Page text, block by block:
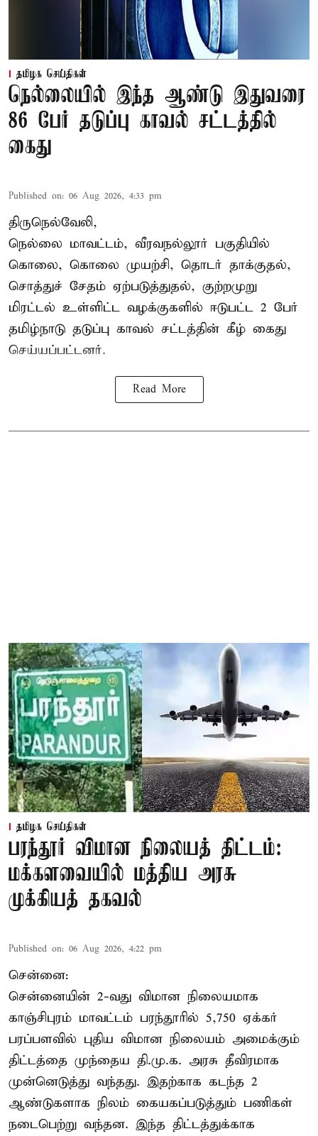
தமிழக செய்திகள்
நெல்லையில் இந்த ஆண்டு இதுவரை
86 பேர் தடுப்பு காவல் சட்டத்தில்
கைது
Published on: 06 Aug 2026, 4:33 pm
திருநெல்வேலி,
நெல்லை மாவட்டம், வீரவநல்லூர் பகுதியில்
கொலை, கொலை முயற்சி, தொடர் தாக்குதல்,
சொத்துச் சேதம் ஏற்படுத்துதல், குற்றமுறு
மிரட்டல் உள்ளிட்ட வழக்குகளில் ஈடுபட்ட 2 பேர்
தமிழ்நாடு தடுப்பு காவல் சட்டத்தின் கீழ் கைது
செய்யப்பட்டனர்.
Read More
தமிழக செய்திகள்
பரந்தூர் விமான நிலையத் திட்டம்:
மக்களவையில் மத்திய அரசு
முக்கியத் தகவல்
Published on: 06 Aug 2026, 4:22 pm
சென்னை:
சென்னையின் 2-வது விமான நிலையமாக
காஞ்சிபுரம் மாவட்டம் பரந்தூரில் 5,750 ஏக்கர்
பரப்பளவில் புதிய விமான நிலையம் அமைக்கும்
திட்டத்தை முந்தைய தி.மு.க. அரசு தீவிரமாக
முன்னெடுத்து வந்தது. இதற்காக கடந்த 2
ஆண்டுகளாக நிலம் கையகப்படுத்தும் பணிகள்
நடைபெற்று வந்தன. இந்த திட்டத்துக்காக